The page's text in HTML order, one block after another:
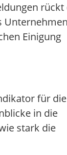
rückt
Unternehmen
Einigung
für die
in die
stark die